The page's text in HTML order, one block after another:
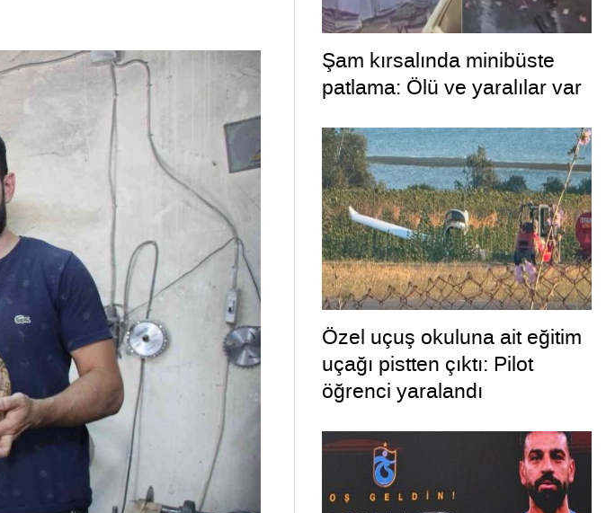
Şam kırsalında minibüste
patlama: Ölü ve yaralılar var
Özel uçuş okuluna ait eğitim
uçağı pistten çıktı: Pilot
öğrenci yaralandı